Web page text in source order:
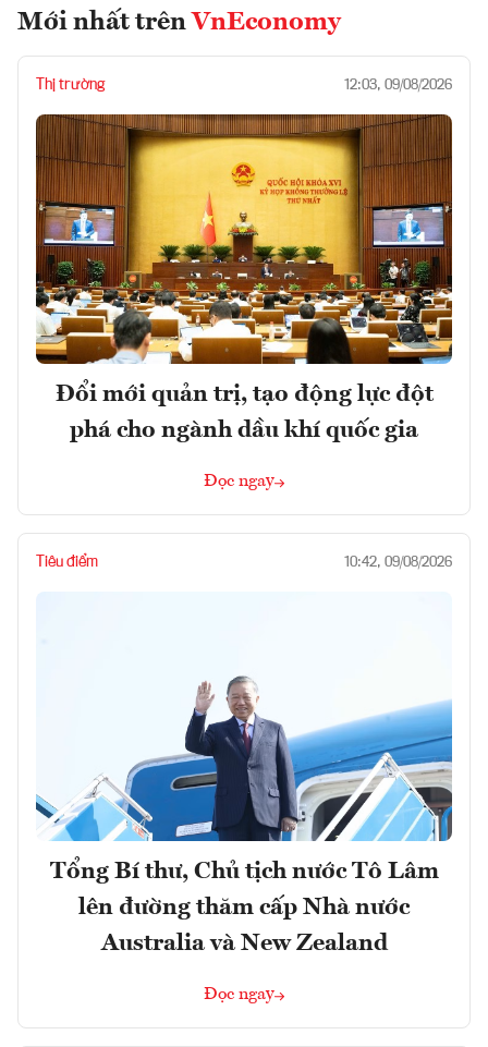
Mới nhất trên VnEconomy
Thị trường 12:03, 09/08/2026
Đổi mới quản trị, tạo động lực đột
phá cho ngành dầu khí quốc gia
Đọc ngay
Tiêu điểm 10:42, 09/08/2026
Tổng Bí thư, Chủ tịch nước Tô Lâm
lên đường thăm cấp Nhà nước
Australia và New Zealand
Đọc ngay